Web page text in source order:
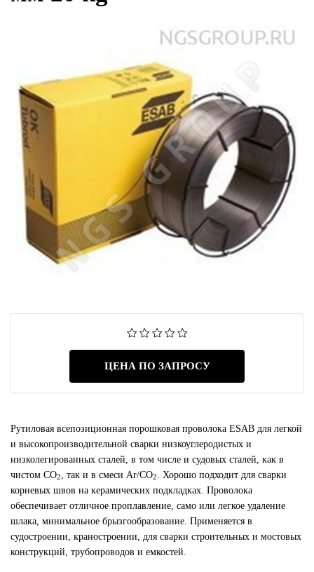
ЦЕНА ПО ЗАПРОСУ
Рутиловая всепозиционная порошковая проволока ESAB для легкой
и высокопроизводительной сварки низкоуглеродистых и
низколегированных сталей, в том числе и судовых сталей, как в
чистом CO2 , так и в смеси Ar/CO2
. Хорошо подходит для сварки
корневых швов на керамических подкладках. Проволока
обеспечивает отличное проплавление, само или легкое удаление
шлака, минимальное брызгообразование. Применяется в
судостроении, краностроении, для сварки строительных и мостовых
конструкций, трубопроводов и емкостей.